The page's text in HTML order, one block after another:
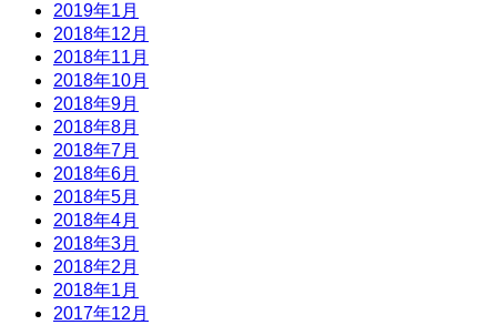
2019年1月
2018年12月
2018年11月
2018年10月
2018年9月
2018年8月
2018年7月
2018年6月
2018年5月
2018年4月
2018年3月
2018年2月
2018年1月
2017年12月